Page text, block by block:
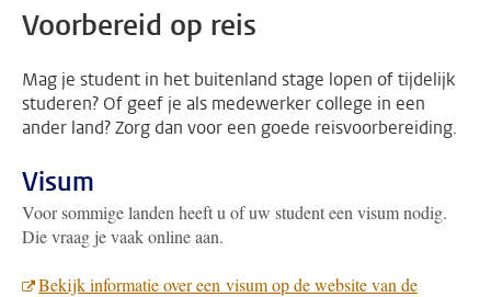
Voorbereid op reis
Mag je student in het buitenland stage lopen of tijdelijk
studeren? Of geef je als medewerker college in een
ander land? Zorg dan voor een goede reisvoorbereiding.
Visum
Voor sommige landen heeft u of uw student een visum nodig.
Die vraag je vaak online aan.
Bekijk informatie over een visum op de website van de